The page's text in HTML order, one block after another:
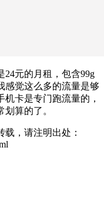
元的月租，包含99g
感觉这么多的流量是够
卡是专门跑流量的，
算的了。
载，请注明出处：